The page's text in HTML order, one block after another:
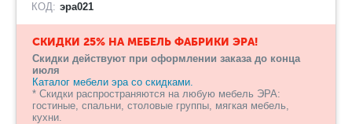
КОД: эра021
СКИДКИ 25% НА МЕБЕЛЬ ФАБРИКИ ЭРА!
Скидки действуют при оформлении заказа до конца
июля
Каталог мебели эра со скидками.
* Скидки распространяются на любую мебель ЭРА:
гостиные, спальни, столовые группы, мягкая мебель,
кухни.